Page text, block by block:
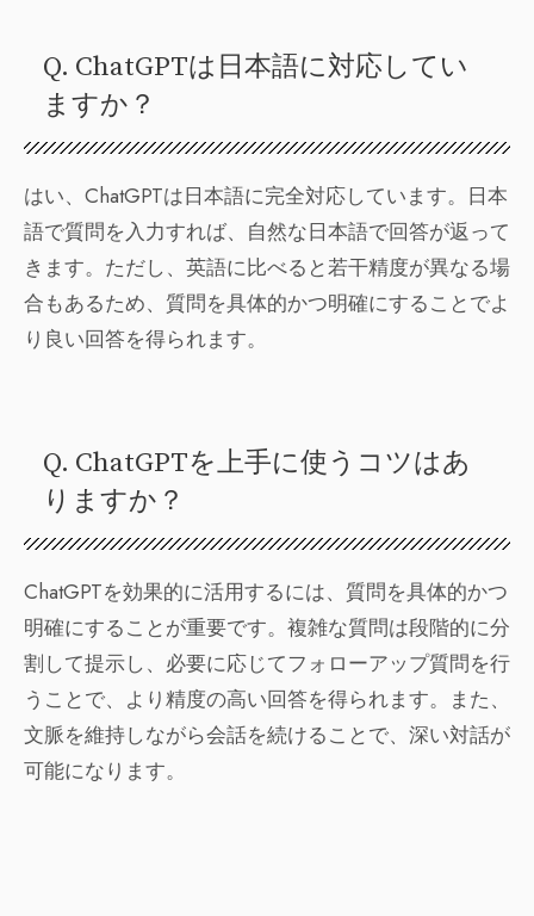
Q. ChatGPTは日本語に対応してい
ますか？
はい、ChatGPTは日本語に完全対応しています。日本
語で質問を入力すれば、自然な日本語で回答が返って
きます。ただし、英語に比べると若干精度が異なる場
合もあるため、質問を具体的かつ明確にすることでよ
り良い回答を得られます。
Q. ChatGPTを上手に使うコツはあ
りますか？
ChatGPTを効果的に活用するには、質問を具体的かつ
明確にすることが重要です。複雑な質問は段階的に分
割して提示し、必要に応じてフォローアップ質問を行
うことで、より精度の高い回答を得られます。また、
文脈を維持しながら会話を続けることで、深い対話が
可能になります。